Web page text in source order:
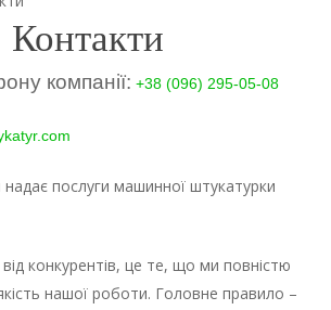
Контакти
компанії: +38 (096) 295-05-08
надає послуги машинної штукатурки
конкурентів, це те, що ми повністю
нашої роботи. Головне правило –